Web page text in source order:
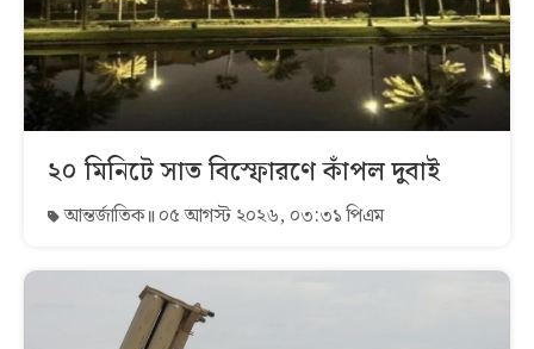
২০ মিনিটে সাত বিস্ফোরণে কাঁপল দুবাই
আন্তর্জাতিক ০৫ আগস্ট ২০২৬, ০৩:৩১ পিএম